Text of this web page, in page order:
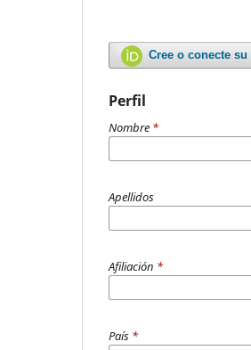
Cree o conecte
Perfil
Nombre *
Apellidos
Afiliación *
País *